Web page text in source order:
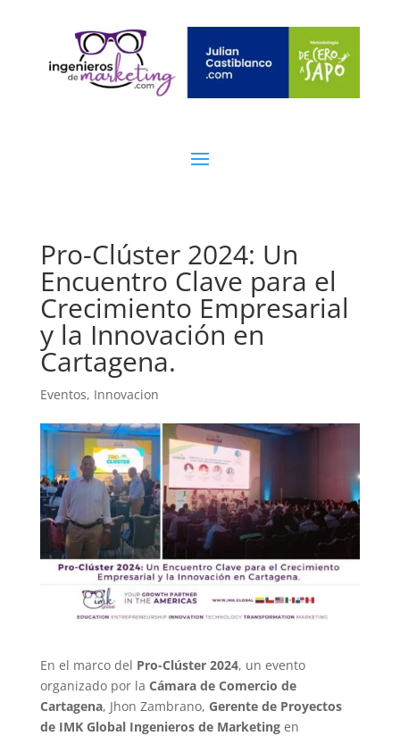
Pro-Clúster 2024: Un
Encuentro Clave para el
Crecimiento Empresarial
y la Innovación en
Cartagena.
Eventos, Innovacion
En el marco del Pro-Clúster 2024, un evento
organizado por la Cámara de Comercio de
Cartagena, Jhon Zambrano, Gerente de Proyectos
de IMK Global Ingenieros de Marketingen